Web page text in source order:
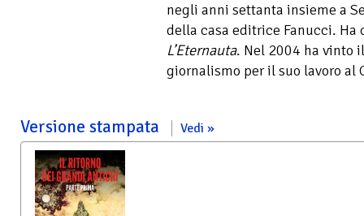
negli anni settanta insieme a
della casa editrice Fanucci.
L’Eternauta. Nel 2004 ha vinto
giornalismo per il suo lavoro al
Versione stampata Vedi